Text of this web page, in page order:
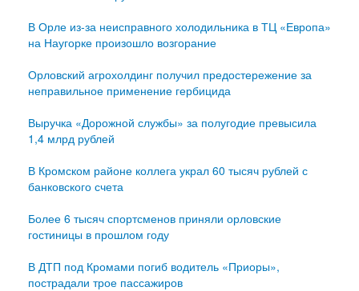
В Орле из-за неисправного холодильника в ТЦ «Европа»
на Наугорке произошло возгорание
Орловский агрохолдинг получил предостережение за
неправильное применение гербицида
Выручка «Дорожной службы» за полугодие превысила
1,4 млрд рублей
В Кромском районе коллега украл 60 тысяч рублей с
банковского счета
Более 6 тысяч спортсменов приняли орловские
гостиницы в прошлом году
В ДТП под Кромами погиб водитель «Приоры»,
пострадали трое пассажиров